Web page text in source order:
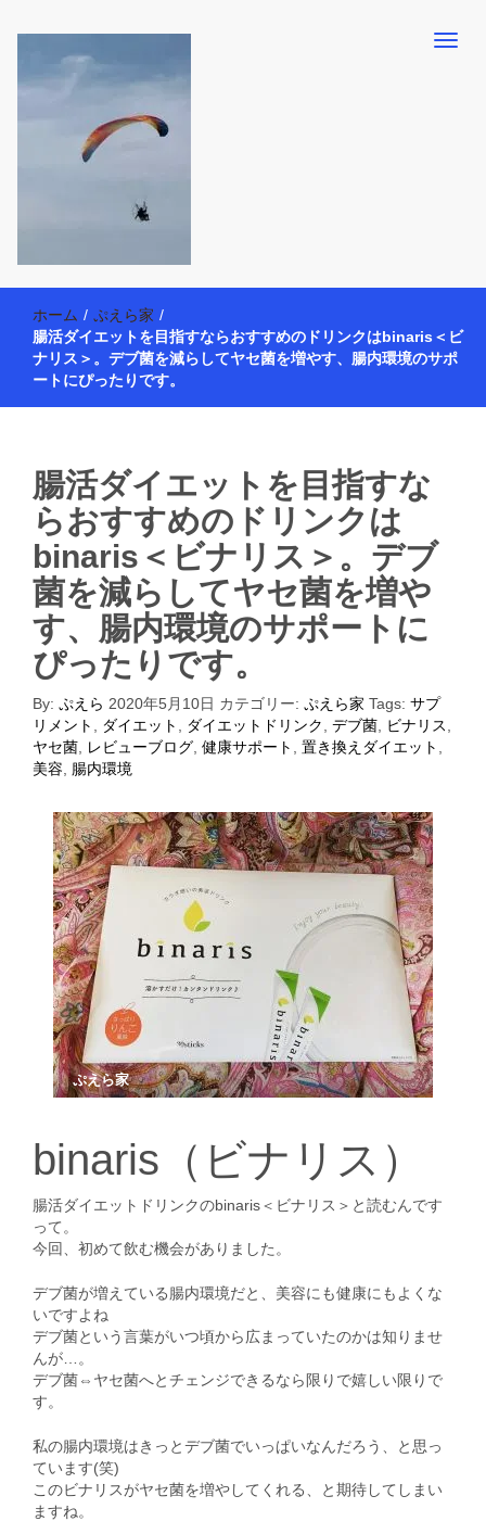
働く母の40代を楽しむ方法
ー活動を通して、豊かな生活を楽しんでいます。懸賞やモニター生
活だけでなく、大好きな【旅行・温泉・食育・美容健康アイテム探
索】も全力で楽しみます。
ホーム / ぷえら家 /
腸活ダイエットを目指すならおすすめのドリンクはbinaris＜ビ
ナリス＞。デブ菌を減らしてヤセ菌を増やす、腸内環境のサポ
ートにぴったりです。
腸活ダイエットを目指すな
らおすすめのドリンクは
binaris＜ビナリス＞。デブ
菌を減らしてヤセ菌を増や
す、腸内環境のサポートに
ぴったりです。
By: ぷえら 2020年5月10日 カテゴリー: ぷえら家 Tags: サプ
リメント
ダイエット ダイエットドリンク デブ菌 ビナリス
ヤセ菌
レビューブログ 健康サポート 置き換えダイエット
美容
腸内環境
ぷえら家
binaris（ビナリス）
腸活ダイエットドリンクのbinaris＜ビナリス＞と読むんです
って。
今回、初めて飲む機会がありました。
デブ菌が増えている腸内環境だと、美容にも健康にもよくな
いですよね
デブ菌という言葉がいつ頃から広まっていたのかは知りませ
んが…。
デブ菌⇔ヤセ菌へとチェンジできるなら限りで嬉しい限りで
す。
私の腸内環境はきっとデブ菌でいっぱいなんだろう、と思っ
ています(笑)
このビナリスがヤセ菌を増やしてくれる、と期待してしまい
ますね。